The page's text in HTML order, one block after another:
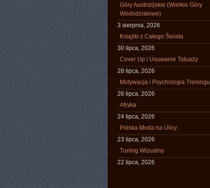
Góry Australijskie (Wielkie Góry
Wododziałowe)
3 sierpnia, 2026
Książki z Całego Świata
30 lipca, 2026
Cover Up i Usuwanie Tatuaży
28 lipca, 2026
Motywacja i Psychologia Treningu
26 lipca, 2026
Afryka
24 lipca, 2026
Polska Moda na Ulicy
23 lipca, 2026
Tuning Wizualny
22 lipca, 2026